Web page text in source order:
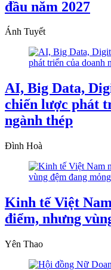
đầu năm 2027
Ánh Tuyết
AI, Big Data,
chiến lược phát
ngành thép
Đình Hoà
Kinh tế Việt
điểm, nhưng
Yên Thao